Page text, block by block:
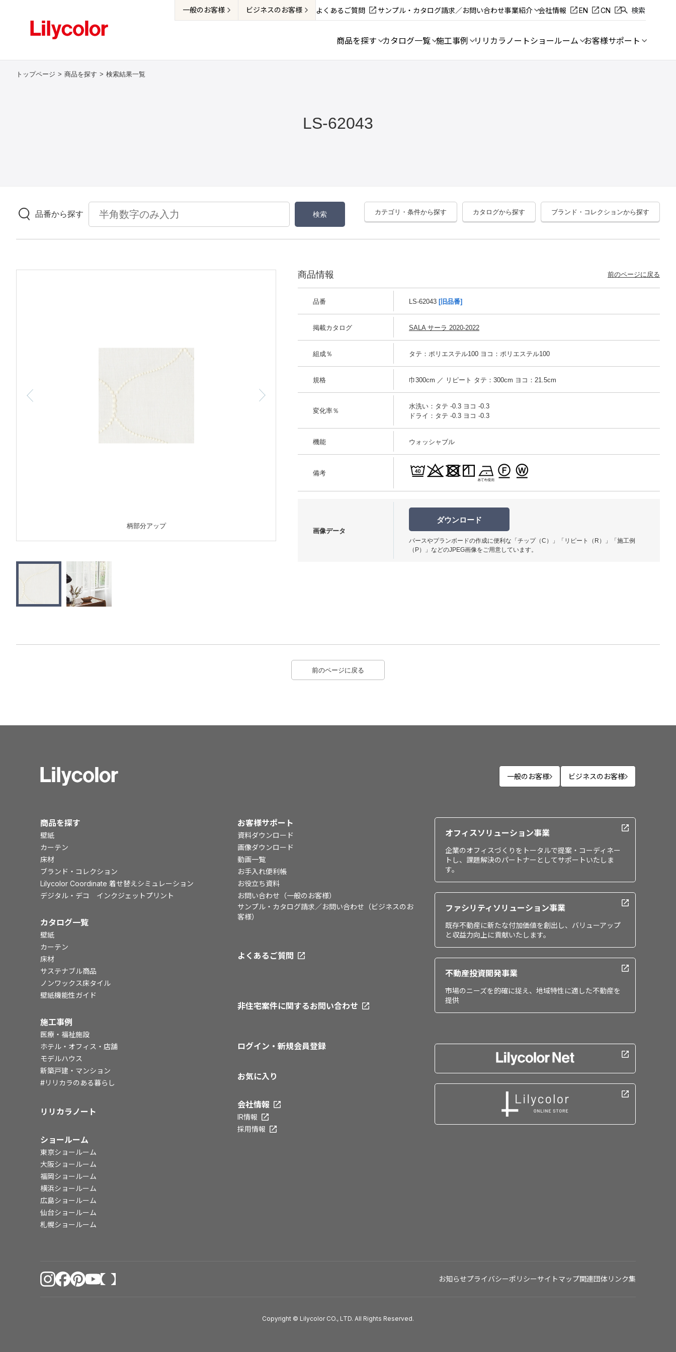
一般のお客様 ビジネスのお客様 よくあるご質問 サンプル・カタログ請求／お問い合わせ事業紹介 会社情報 EN CN 検索
商品を探す カタログ一覧 施工事例 リリカラノートショールーム お客様サポート
トップページ 商品を探す 検索結果一覧
LS-62043
品番から探す カテゴリ・条件から探す カタログから探す ブランド・コレクションから探す
柄部分アップ
商品情報 前のページに戻る
品番 LS-62043 [旧品番]
掲載カタログ SALA サーラ 2020-2022
組成％ タテ：ポリエステル100 ヨコ：ポリエステル100
規格 巾300cm ／ リピート タテ：300cm ヨコ：21.5cm
変化率％
水洗い：タテ -0.3 ヨコ -0.3
ドライ：タテ -0.3 ヨコ -0.3
機能 ウォッシャブル
備考
画像データ
ダウンロード
パースやプランボードの作成に便利な「チップ（C）」「リピート（R）」「施工例
（P）」などのJPEG画像をご用意しています。
前のページに戻る
一般のお客様 ビジネスのお客様
商品を探す
壁紙
カーテン
床材
ブランド・コレクション
Lilycolor Coordinate 着せ替えシミュレーション
デジタル・デコ インクジェットプリント
カタログ一覧
壁紙
カーテン
床材
サステナブル商品
ノンワックス床タイル
壁紙機能性ガイド
施工事例
医療・福祉施設
ホテル・オフィス・店舗
モデルハウス
新築戸建・マンション
#リリカラのある暮らし
リリカラノート
ショールーム
東京ショールーム
大阪ショールーム
福岡ショールーム
横浜ショールーム
広島ショールーム
仙台ショールーム
札幌ショールーム
お客様サポート
資料ダウンロード
画像ダウンロード
動画一覧
お手入れ便利帳
お役立ち資料
お問い合わせ（一般のお客様）
サンプル・カタログ請求／お問い合わせ（ビジネスのお
客様）
よくあるご質問
非住宅案件に関するお問い合わせ
ログイン・新規会員登録
お気に入り
会社情報
IR情報
採用情報
オフィスソリューション事業
企業のオフィスづくりをトータルで提案・コーディネー
トし、課題解決のパートナーとしてサポートいたしま
す。
ファシリティソリューション事業
既存不動産に新たな付加価値を創出し、バリューアップ
と収益力向上に貢献いたします。
不動産投資開発事業
市場のニーズを的確に捉え、地域特性に適した不動産を
提供
お知らせプライバシーポリシーサイトマップ関連団体リンク集
Copyright © Lilycolor CO., LTD. All Rights Reserved.